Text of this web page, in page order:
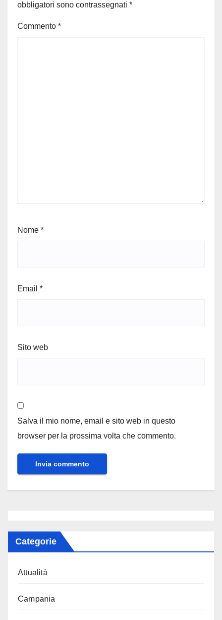
obbligatori sono contrassegnati *
Commento *
Nome *
Email *
Sito web
Salva il mio nome, email e sito web in questo
browser per la prossima volta che commento.
Categorie
Attualità
Campania